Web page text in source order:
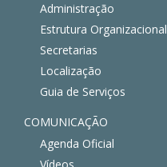
Administração
Estrutura Organizacional
Secretarias
Localização
Guia de Serviços
COMUNICAÇÃO
Agenda Oficial